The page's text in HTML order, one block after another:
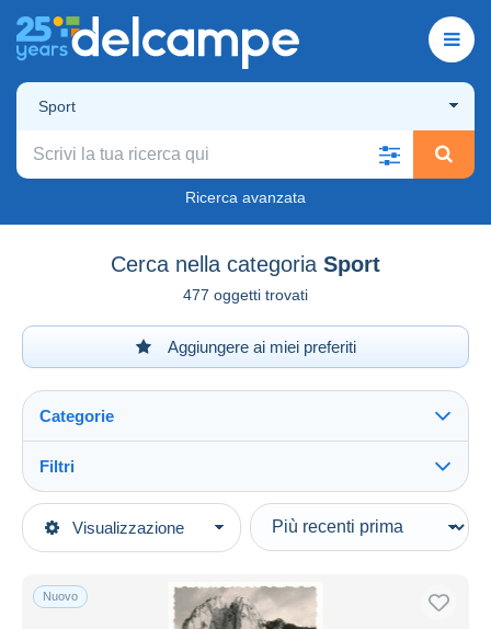
Sport
Ricerca avanzata
Cerca nella categoria Sport
477 oggetti trovati
Aggiungere ai miei preferiti
Visualizzazione
Categorie
Categorie principali
Foto
Filtri
Tipo di vendita
In corso
Prezzo fisso
Asta con offerte
Nuovo